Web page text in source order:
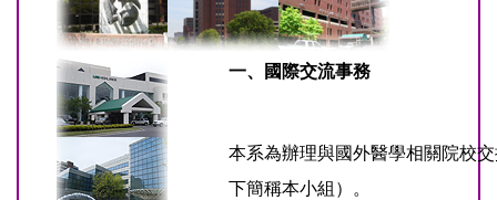
一、國際交流事務
本系為辦理與國外醫學相關院校
下簡稱本小組）。